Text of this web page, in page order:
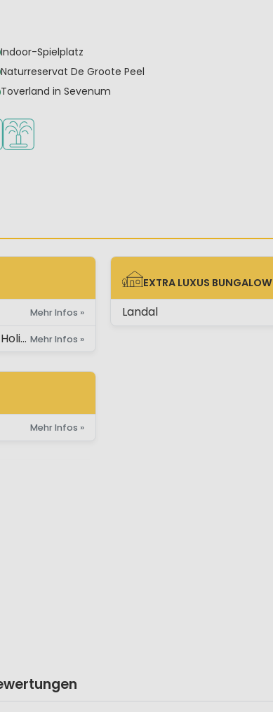
Indoor-Spielplatz
Naturreservat De Groote Peel
Toverland in Sevenum
Wasserspielplatz
Mehr Infos »
Mehr Infos »
Mehr Infos »
EXTRA LUXUS BUNGALOW
EXTRA LUXUS BUNGALOW
Landal